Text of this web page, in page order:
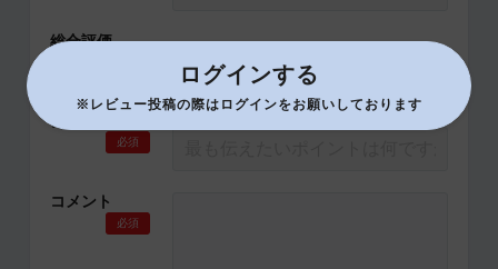
総合評価
タイトル
必須
コメント
必須
ログインする
※レビュー投稿の際はログインをお願いしております